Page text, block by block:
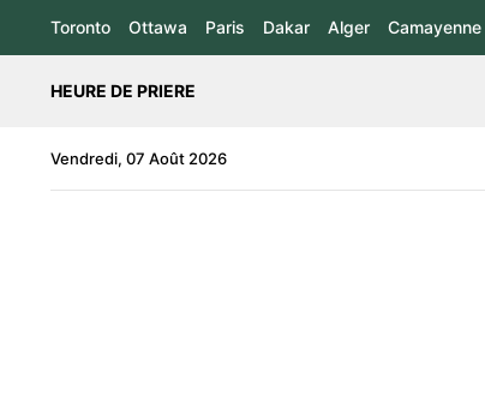
Toronto Ottawa Paris Dakar Alger Camayenne
HEURE DE PRIERE
Vendredi, 07 Août 2026